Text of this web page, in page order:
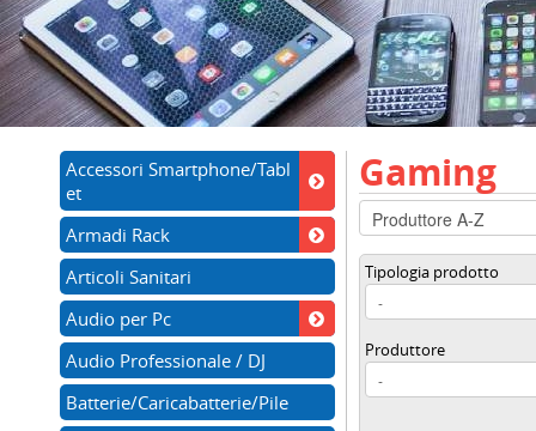
Gaming
Tipologia prodotto
Produttore
Accessori Smartphone/Tabl
et
Armadi Rack
Articoli Sanitari
Audio per Pc
Audio Professionale / DJ
Batterie/Caricabatterie/Pile